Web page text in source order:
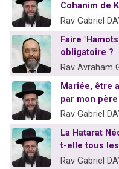
Cohanim de
Rav Gabriel
Faire
obligatoire ?
Rav Avraham
Mariée, être
par mon père
Rav Gabriel
La Hatarat
t-elle tous
Rav Gabriel